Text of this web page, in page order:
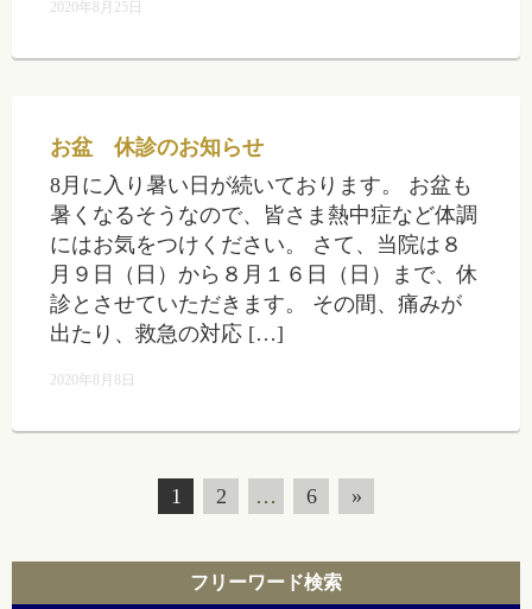
2020年8月25日
お盆 休診のお知らせ
8月に入り暑い日が続いております。 お盆も
暑くなるそうなので、皆さま熱中症など体調
にはお気をつけください。 さて、当院は８
月９日（日）から８月１６日（日）まで、休
診とさせていただきます。 その間、痛みが
出たり、救急の対応 […]
2020年8月8日
1 2 … 6 »
フリーワード検索